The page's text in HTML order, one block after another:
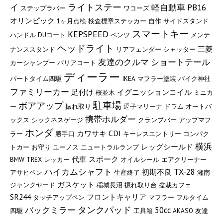
イ ステップラバー ライトステー ワコーズ 軽自動車 PB16
オリンピック 1ヶ月点検 検査標章ステッカー 自作 サイドスタンド
ハンドル DUコート KEPSPEED ベンツ スマートキー メンテ
ナンススタンド ヘッドライト リアフェンダー シャッター 三菱
カーシャンプー バリアコート 友達のクルマ ショートテール
パートタイム四駆 ディーラー IKEA マフラー塗装 バイク神社
ファミリーカー 足付け 桜並木 イグニッションコイル ミニカ
ー ボアアップ 振れ取り 駐車場 逗子マリーナ ドラム オートバ
ックス シックネスゲージ 携帯ホルダー クランプバー アップマフ
ラー ホンダ 勝手口 カワサキ CDI キーレスエントリー コンパク
トカー お守り ユーノス ニュートラルランプ レッグシールド 横浜
BMW TREX レッカー 代車 スポーク オイルシール エアクリーナー
アサヒペン ハイカムシャフト 生産終了 初期不良 TX-28 湘南
ジャンクヤード ガスケット 稲城長沼 振れ取り台 盆栽カフェ
SR244 タッチアップペン フロントキャリア マフラー フルタイム
四駆 バックミラー タンクパッド 工具箱 50cc AKASO 友達